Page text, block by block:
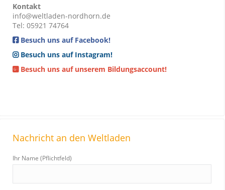
Kontakt
info@weltladen-nordhorn.de
Tel: 05921 74764
Besuch uns auf Facebook!
Besuch uns auf Instagram!
Besuch uns auf unserem Bildungsaccount!
Nachricht an den Weltladen
Ihr Name (Pflichtfeld)